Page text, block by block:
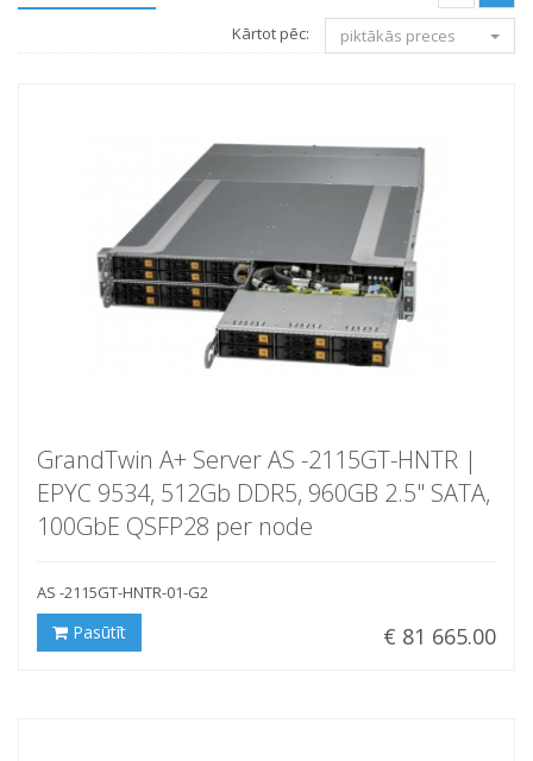
Kārtot pēc: piktākās preces
GrandTwin A+ Server AS -2115GT-HNTR |
EPYC 9534, 512Gb DDR5, 960GB 2.5" SATA,
100GbE QSFP28 per node
AS -2115GT-HNTR-01-G2
€ 81 665.00
Pasūtīt